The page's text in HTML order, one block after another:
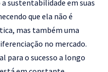
sustentabilidade em suas
que ela não é
mas também uma
no mercado.
para o sucesso a longo